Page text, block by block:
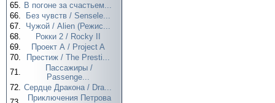
65. В погоне за счастьем...
66.
Без чувств / Sensele...
67.
Чужой / Alien (Режис...
68.
Рокки 2 / Rocky II
69.
Проект А / Project A
70.
Престиж / The Presti...
71.
Пассажиры /
Passenge...
72. Сердце Дракона / Dra...
Приключения Петрова